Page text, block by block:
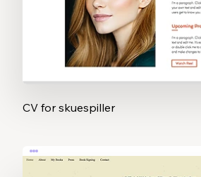
CV for skuespiller